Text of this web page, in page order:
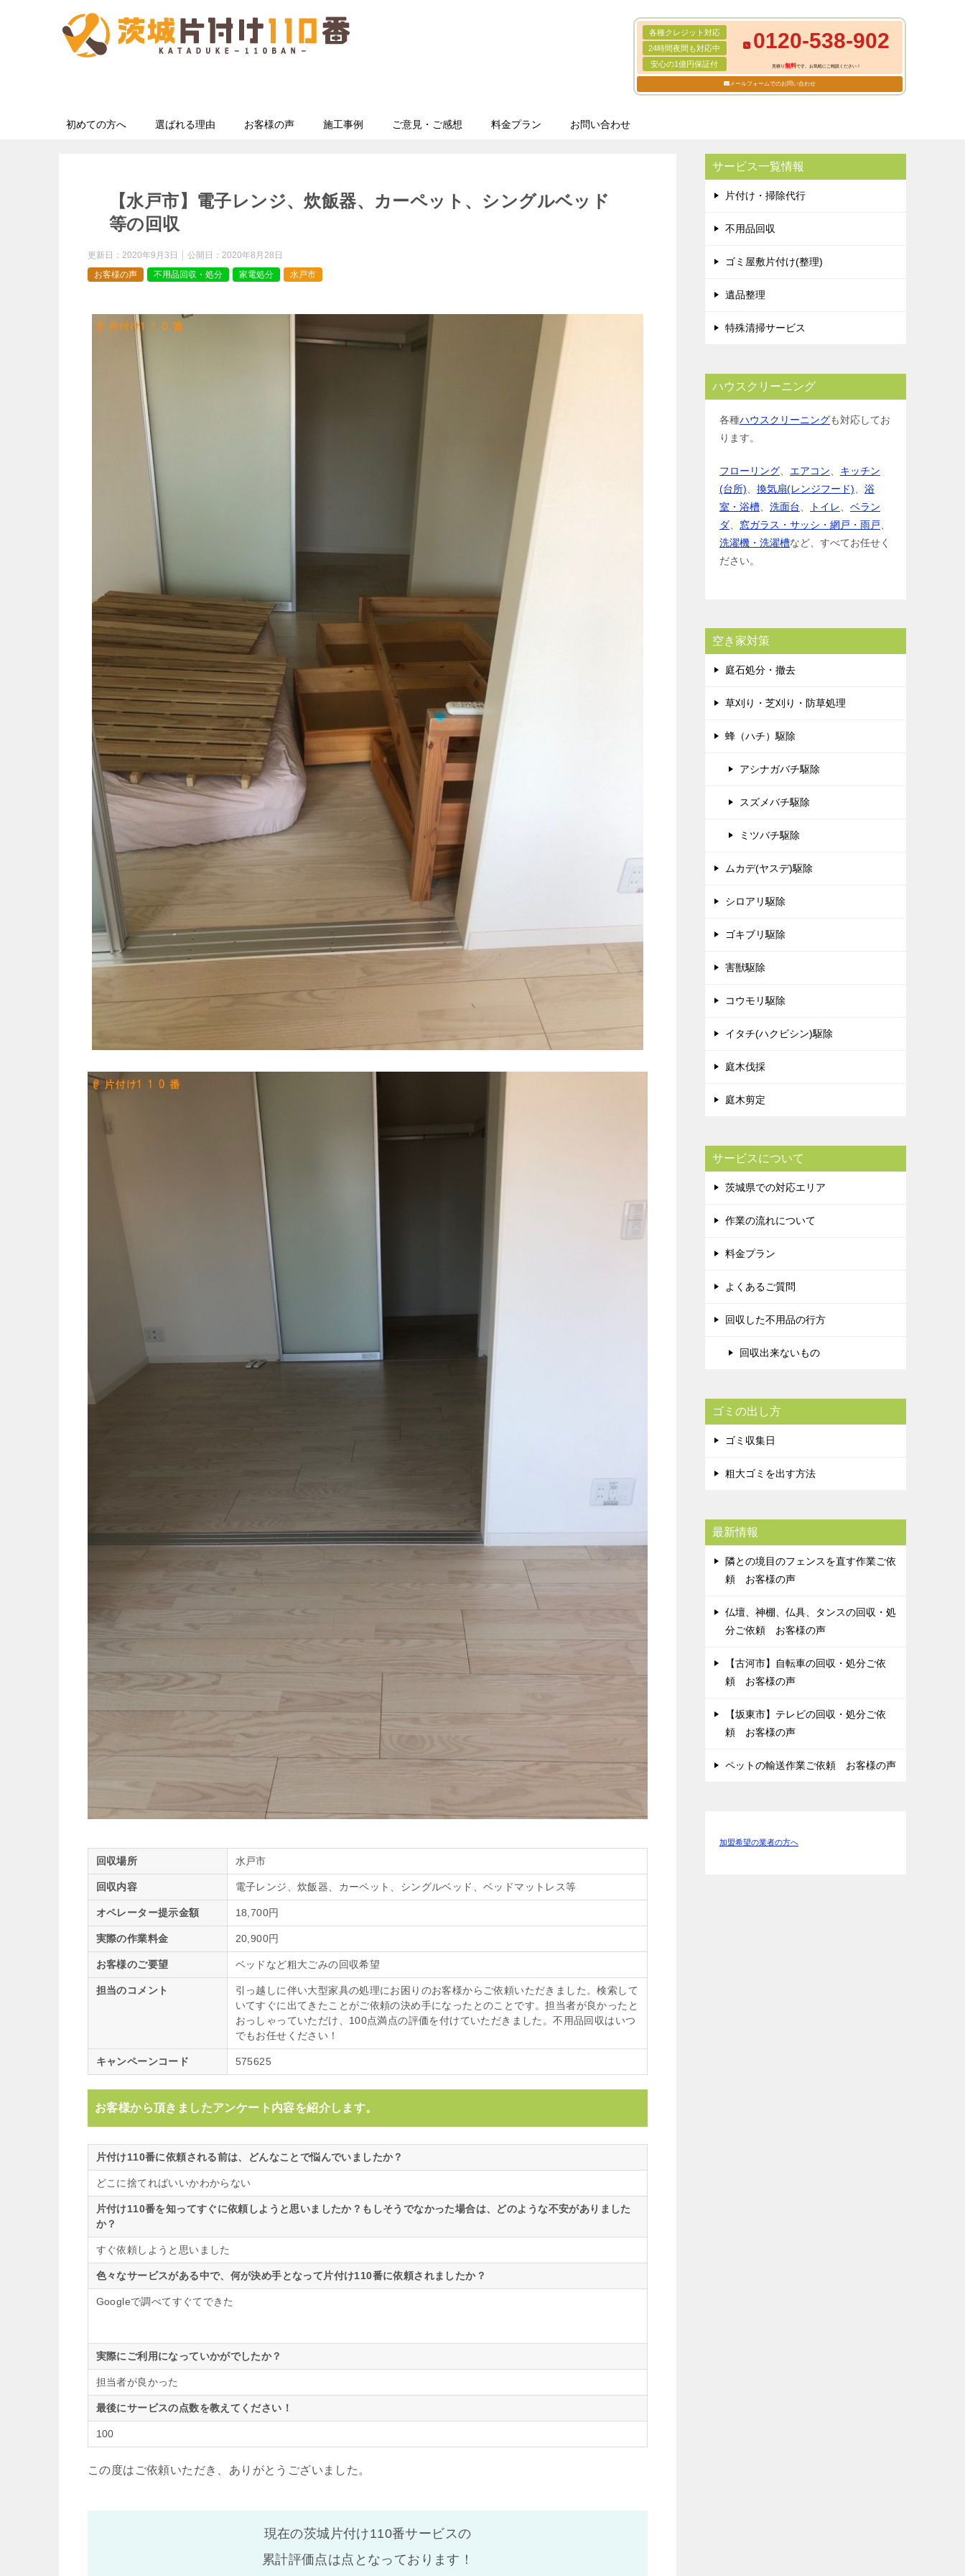
各種クレジット対応
24時間夜間も対応中
安心の1億円保証付
0120-538-902
見積り無料です。お気軽にご相談ください！
メールフォームでのお問い合わせ
初めての方へ 選ばれる理由 お客様の声 施工事例 ご意見・ご感想 料金プラン お問い合わせ
【水戸市】電子レンジ、炊飯器、カーペット、シングルベッド
等の回収
更新日： 2020年9月3日 公開日： 2020年8月28日
お客様の声
不用品回収・処分 家電処分 水戸市
回収場所 水戸市
回収内容 電子レンジ、炊飯器、カーペット、シングルベッド、ベッドマットレス等
オペレーター提示金額 18,700円
実際の作業料金 20,900円
お客様のご要望 ベッドなど粗大ごみの回収希望
担当のコメント
引っ越しに伴い大型家具の処理にお困りのお客様からご依頼いただきました。検索して
いてすぐに出てきたことがご依頼の決め手になったとのことです。担当者が良かったと
おっしゃっていただけ、100点満点の評価を付けていただきました。不用品回収はいつ
でもお任せください！
キャンペーンコード 575625
お客様から頂きましたアンケート内容を紹介します。
片付け110番に依頼される前は、どんなことで悩んでいましたか？
どこに捨てればいいかわからない
片付け110番を知ってすぐに依頼しようと思いましたか？もしそうでなかった場合は、どのような不安がありました
か？
すぐ依頼しようと思いました
色々なサービスがある中で、何が決め手となって片付け110番に依頼されましたか？
Googleで調べてすぐてできた
実際にご利用になっていかがでしたか？
担当者が良かった
最後にサービスの点数を教えてください！
100
この度はご依頼いただき、ありがとうございました。
現在の茨城片付け110番サービスの
累計評価点は点となっております！
サービス一覧情報
片付け・掃除代行
不用品回収
ゴミ屋敷片付け(整理)
遺品整理
特殊清掃サービス
ハウスクリーニング
各種ハウスクリーニングも対応してお
ります。
フローリング エアコン
キッチン
(台所)
換気扇(レンジフード)
浴
室・浴槽
洗面台 トイレ
ベラン
ダ
窓ガラス・サッシ・網戸・雨戸
洗濯機・洗濯槽など、すべてお任せく
ださい。
空き家対策
庭石処分・撤去
草刈り・芝刈り・防草処理
蜂（ハチ）駆除
アシナガバチ駆除
スズメバチ駆除
ミツバチ駆除
ムカデ(ヤスデ)駆除
シロアリ駆除
ゴキブリ駆除
害獣駆除
コウモリ駆除
イタチ(ハクビシン)駆除
庭木伐採
庭木剪定
サービスについて
茨城県での対応エリア
作業の流れについて
料金プラン
よくあるご質問
回収した不用品の行方
回収出来ないもの
ゴミの出し方
ゴミ収集日
粗大ゴミを出す方法
最新情報
隣との境目のフェンスを直す作業ご依
頼 お客様の声
仏壇、神棚、仏具、タンスの回収・処
分ご依頼 お客様の声
【古河市】自転車の回収・処分ご依
頼 お客様の声
【坂東市】テレビの回収・処分ご依
頼 お客様の声
ペットの輸送作業ご依頼 お客様の声
加盟希望の業者の方へ